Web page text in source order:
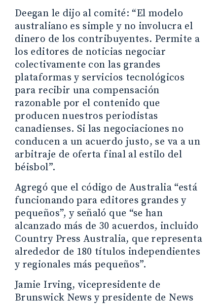
Deegan le dijo al comité: “El modelo
australiano es simple y no involucra el
dinero de los contribuyentes. Permite a
los editores de noticias negociar
colectivamente con las grandes
plataformas y servicios tecnológicos
para recibir una compensación
razonable por el contenido que
producen nuestros periodistas
canadienses. Si las negociaciones no
conducen a un acuerdo justo, se va a un
arbitraje de oferta final al estilo del
béisbol”.
Agregó que el código de Australia “está
funcionando para editores grandes y
pequeños”, y señaló que “se han
alcanzado más de 30 acuerdos, incluido
Country Press Australia, que representa
alrededor de 180 títulos independientes
y regionales más pequeños”.
Jamie Irving, vicepresidente de
Brunswick News y presidente de News